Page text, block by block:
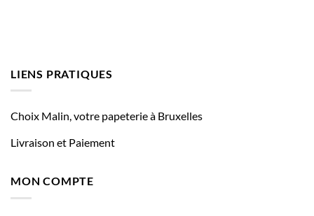
LIENS PRATIQUES
Choix Malin, votre papeterie à Bruxelles
Livraison et Paiement
MON COMPTE